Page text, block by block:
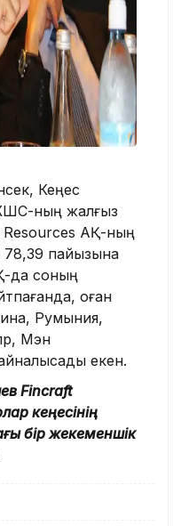
Кеңес
ның жалғыз
Resources АҚ-ның
78,39 пайызына
да соның
оған
Румыния,
Мэн
екен.
Fincraft
кеңесінің
бір жекеменшік